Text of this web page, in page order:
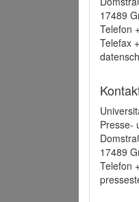
17489
Telefon
Telefax
Presse-
17489
Telefon